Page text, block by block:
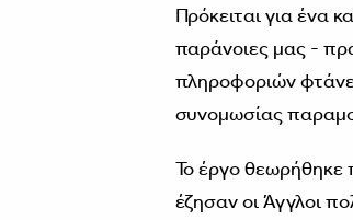
Πρόκειται για ένα
παράνοιες μας -
πληροφοριών
συνομωσίας
Το έργο θεωρήθηκε
έζησαν οι Άγγλοι